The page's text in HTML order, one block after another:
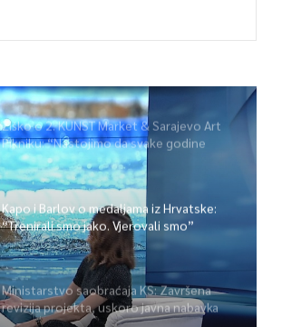
Žiško o 2. KUNST Market & Sarajevo Art
Pikniku: “Nastojimo da svake godine
ponudimo više događaja” (video)
Kapo i Barlov o medaljama iz Hrvatske:
“Trenirali smo jako. Vjerovali smo”
Ministarstvo saobraćaja KS: Završena
revizija projekta, uskoro javna nabavka